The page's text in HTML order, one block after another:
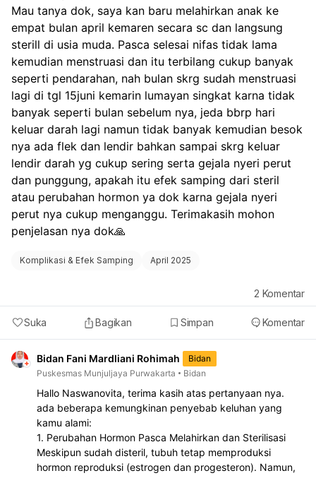
Mau tanya dok, saya kan baru melahirkan anak ke
empat bulan april kemaren secara sc dan langsung
sterill di usia muda. Pasca selesai nifas tidak lama
kemudian menstruasi dan itu terbilang cukup banyak
seperti pendarahan, nah bulan skrg sudah menstruasi
lagi di tgl 15juni kemarin lumayan singkat karna tidak
banyak seperti bulan sebelum nya, jeda bbrp hari
keluar darah lagi namun tidak banyak kemudian besok
nya ada flek dan lendir bahkan sampai skrg keluar
lendir darah yg cukup sering serta gejala nyeri perut
dan punggung, apakah itu efek samping dari steril
atau perubahan hormon ya dok karna gejala nyeri
perut nya cukup menganggu. Terimakasih mohon
penjelasan nya dok🙏
Komplikasi & Efek Samping April 2025
Suka Bagikan Simpan Komentar
2 Komentar
Bidan Fani Mardliani Rohimah
Bidan
Puskesmas Munjuljaya Purwakarta
Bidan
Hallo Naswanovita, terima kasih atas pertanyaan nya.
ada beberapa kemungkinan penyebab keluhan yang
kamu alami:
1. Perubahan Hormon Pasca Melahirkan dan Sterilisasi
Meskipun sudah disteril, tubuh tetap memproduksi
hormon reproduksi (estrogen dan progesteron). Namun,